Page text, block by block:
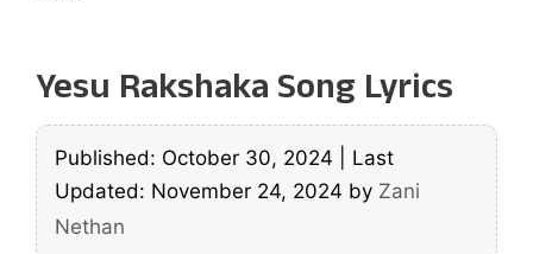
Yesu Rakshaka Song Lyrics
Published: October 30, 2024
Last
Updated: November 24, 2024 by Zani
Nethan